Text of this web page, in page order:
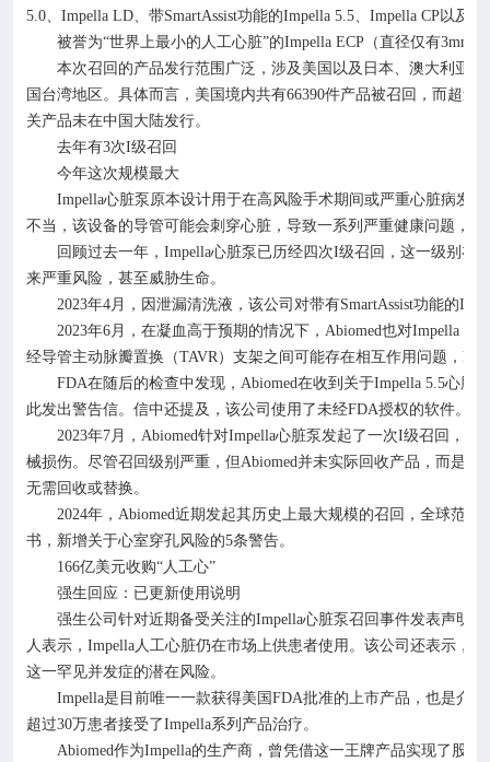
5.0、 Impella LD、带SmartAssist功能的Impella 5.5、 Impella CP以及带
被誉为“世界上最小的人工心脏”的Impella ECP（直径仅有3mm
本次召回的产品发行范围广泛，涉及美国以及日本、澳大利亚
国台湾地区。具体而言，美国境内共有66390件产品被召回，而超过
关产品未在中国大陆发行。
去年有3次I级召回
今年这次规模最大
Impella心脏泵原本设计用于在高风险手术期间或严重心脏病发
不当，该设备的导管可能会刺穿心脏，导致一系列严重健康问题，
回顾过去一年， Impella心脏泵已历经四次I级召回，这一级别在
来严重风险，甚至威胁生命。
2023年4月，因泄漏清洗液，该公司对带有SmartAssist功能的
2023年6月，在凝血高于预期的情况下， Abiomed也对Impella RP
经导管主动脉瓣置换（TAVR）支架之间可能存在相互作用问题，
FDA在随后的检查中发现， Abiomed在收到关于Impella 5.5心脏
此发出警告信。信中还提及，该公司使用了未经FDA授权的软件。
2023年7月， Abiomed针对Impella心脏泵发起了一次I级召回，原
械损伤。尽管召回级别严重，但Abiomed并未实际回收产品，而是通
无需回收或替换。
2024年， Abiomed近期发起其历史上最大规模的召回，全球范围
书，新增关于心室穿孔风险的5条警告。
166亿美元收购“人工心”
强生回应：已更新使用说明
强生公司针对近期备受关注的Impella心脏泵召回事件发表声明
人表示， Impella人工心脏仍在市场上供患者使用。该公司还表示，
这一罕见并发症的潜在风险。
Impella是目前唯一一款获得美国 FDA批准的上市产品，也是介
超过30万患者接受了Impella系列产品治疗。
Abiomed作为Impella的生产商，曾凭借这一王牌产品实现了股